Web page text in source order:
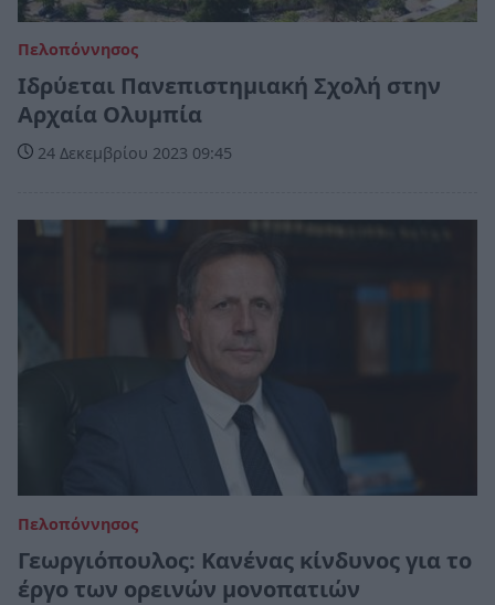
Πελοπόννησος
Ιδρύεται Πανεπιστημιακή Σχολή στην
Αρχαία Ολυμπία
24 Δεκεμβρίου 2023 09:45
Πελοπόννησος
Γεωργιόπουλος: Κανένας κίνδυνος για το
έργο των ορεινών μονοπατιών